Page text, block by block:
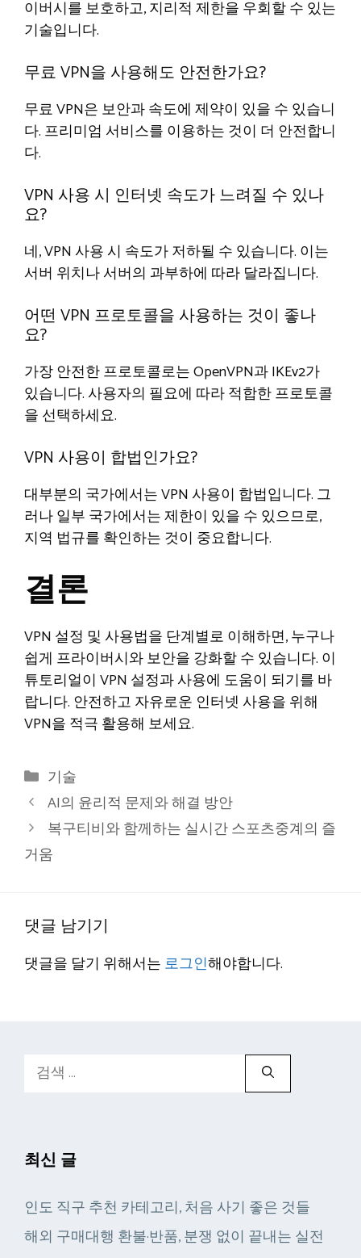
이버시를 보호하고, 지리적 제한을 우회할 수 있는
기술입니다.
무료 VPN을 사용해도 안전한가요?
무료 VPN은 보안과 속도에 제약이 있을 수 있습니
다. 프리미엄 서비스를 이용하는 것이 더 안전합니
다.
VPN 사용 시 인터넷 속도가 느려질 수 있나
요?
네, VPN 사용 시 속도가 저하될 수 있습니다. 이는
서버 위치나 서버의 과부하에 따라 달라집니다.
어떤 VPN 프로토콜을 사용하는 것이 좋나
요?
가장 안전한 프로토콜로는 OpenVPN과 IKEv2가
있습니다. 사용자의 필요에 따라 적합한 프로토콜
을 선택하세요.
VPN 사용이 합법인가요?
대부분의 국가에서는 VPN 사용이 합법입니다. 그
러나 일부 국가에서는 제한이 있을 수 있으므로,
지역 법규를 확인하는 것이 중요합니다.
결론
VPN 설정 및 사용법을 단계별로 이해하면, 누구나
쉽게 프라이버시와 보안을 강화할 수 있습니다. 이
튜토리얼이 VPN 설정과 사용에 도움이 되기를 바
랍니다. 안전하고 자유로운 인터넷 사용을 위해
VPN을 적극 활용해 보세요.
카
테
고
리
기술
AI의 윤리적 문제와 해결 방안
복구티비와 함께하는 실시간 스포츠중계의 즐
거움
댓글 남기기
댓글을 달기 위해서는 로그인해야합니다.
색:
최신 글
인도 직구 추천 카테고리, 처음 사기 좋은 것들
해외 구매대행 환불·반품, 분쟁 없이 끝내는 실전